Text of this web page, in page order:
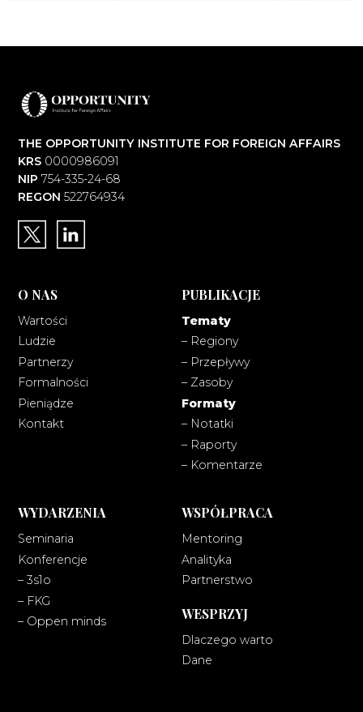
THE OPPORTUNITY INSTITUTE FOR FOREIGN AFFAIRS
KRS0000986091
NIP 754-335-24-68
REGON 522764934
O NAS
Wartości
Ludzie
Partnerzy
Formalności
Pieniądze
Kontakt
PUBLIKACJE
Tematy
– Regiony
– Przepływy
– Zasoby
Formaty
– Notatki
– Raporty
– Komentarze
WYDARZENIA
Seminaria
Konferencje
– 3s1o
– FKG
– Oppen minds
WSPÓŁPRACA
Mentoring
Analityka
Partnerstwo
WESPRZYJ
Dlaczego warto
Dane